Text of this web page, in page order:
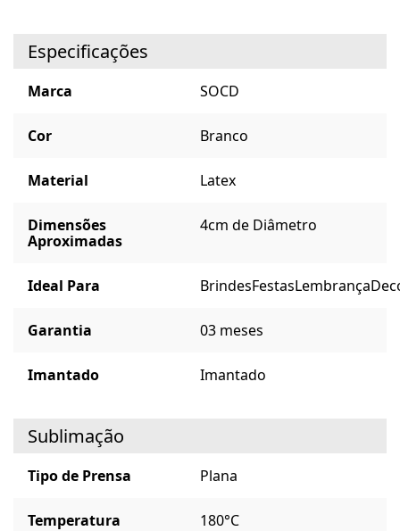
Especificações
Marca SOCD
Cor Branco
Material Latex
Dimensões
Aproximadas
4cm de Diâmetro
Ideal Para BrindesFestasLembrança
Garantia 03 meses
Imantado Imantado
Sublimação
Tipo de Prensa Plana
Temperatura 180°C